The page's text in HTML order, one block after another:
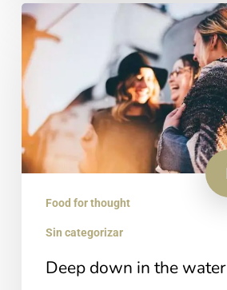
Food for thought
Sin categorizar
Deep down in the water